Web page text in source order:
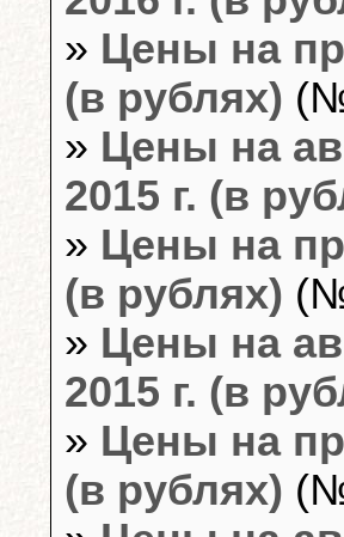
» Цены на
(в рублях)
» Цены на
2015 г. (в
» Цены на
(в рублях)
» Цены на
2015 г. (в
» Цены на
(в рублях)